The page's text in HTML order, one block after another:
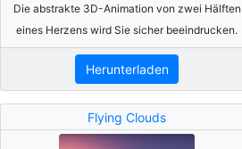
Die abstrakte 3D-Animation von zwei Hälften
eines Herzens wird Sie sicher beeindrucken.
Herunterladen
Flying Clouds